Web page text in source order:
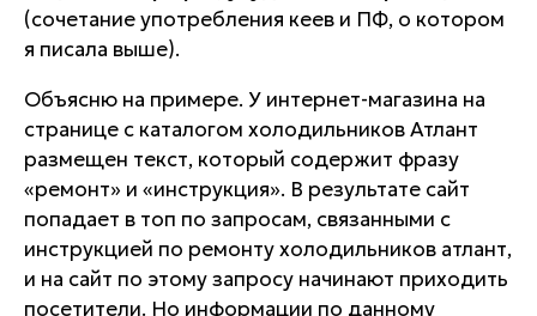
(сочетание употребления кеев и ПФ, о котором
я писала выше).
Объясню на примере. У интернет-магазина на
странице с каталогом холодильников Атлант
размещен текст, который содержит фразу
«ремонт» и «инструкция». В результате сайт
попадает в топ по запросам, связанными с
инструкцией по ремонту холодильников атлант,
и на сайт по этому запросу начинают приходить
посетители. Но информации по данному